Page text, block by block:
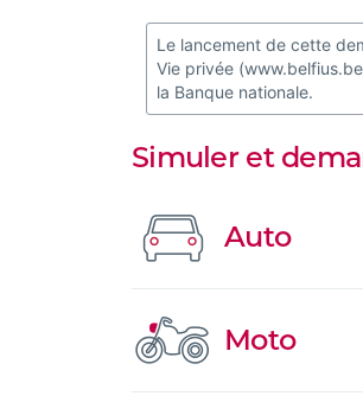
Le lancement de cette
Vie privée
la Banque nationale.
Simuler et
Auto
Moto